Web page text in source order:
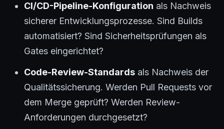
CI/CD-Pipeline-Konfiguration als Nachweis
sicherer Entwicklungsprozesse. Sind Builds
automatisiert? Sind Sicherheitsprüfungen als
Gates eingerichtet?
Code-Review-Standards als Nachweis der
Qualitätssicherung. Werden Pull Requests vor
dem Merge geprüft? Werden Review-
Anforderungen durchgesetzt?